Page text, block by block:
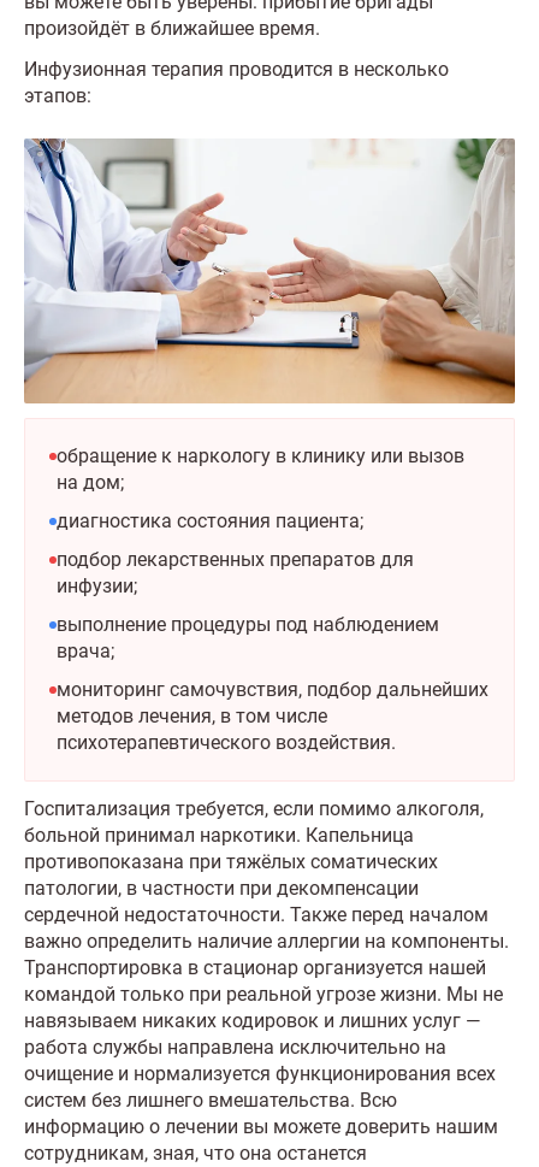
произойдёт в ближайшее время.
Инфузионная терапия проводится в несколько
этапов:
обращение к наркологу в клинику или вызов
на дом;
диагностика состояния пациента;
подбор лекарственных препаратов для
инфузии;
выполнение процедуры под наблюдением
врача;
мониторинг самочувствия, подбор дальнейших
методов лечения, в том числе
психотерапевтического воздействия.
Госпитализация требуется, если помимо алкоголя,
больной принимал наркотики. Капельница
противопоказана при тяжёлых соматических
патологии, в частности при декомпенсации
сердечной недостаточности. Также перед началом
важно определить наличие аллергии на компоненты.
Транспортировка в стационар организуется нашей
командой только при реальной угрозе жизни. Мы не
навязываем никаких кодировок и лишних услуг —
работа службы направлена исключительно на
очищение и нормализуется функционирования всех
систем без лишнего вмешательства. Всю
информацию о лечении вы можете доверить нашим
сотрудникам, зная, что она останется